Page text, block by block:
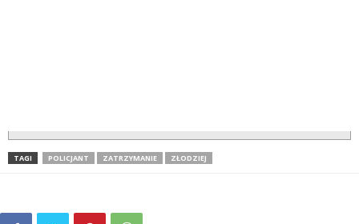
TAGI POLICJANT ZATRZYMANIE ZŁODZIEJ